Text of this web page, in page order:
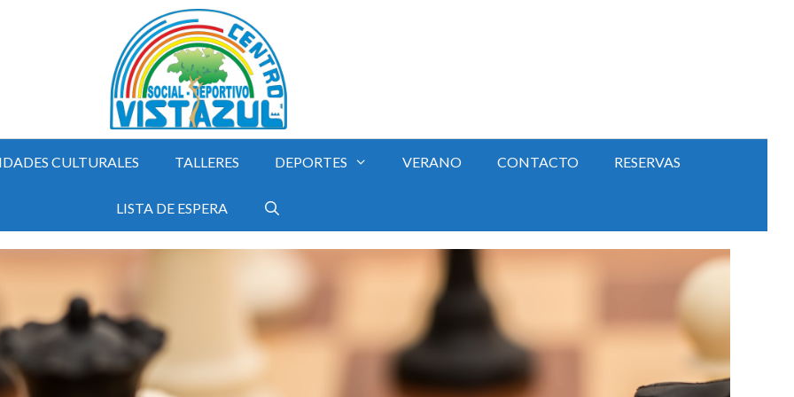
CULTURALES TALLERES DEPORTES VERANO CONTACTO RESERVAS
LISTA DE ESPERA